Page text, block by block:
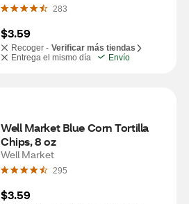
283
$3.59
Recoger - Verificar más tiendas
Entrega el mismo día
Envío
Well Market Blue Corn Tortilla
Chips, 8 oz
Well Market
295
$3.59